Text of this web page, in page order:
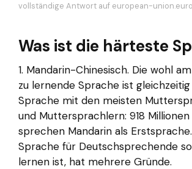
vollständige Antwort auf european-
Was ist die härteste
1. Mandarin-Chinesisch. Die wohl
zu lernende Sprache ist
Sprache mit den meisten
und Muttersprachlern: 918
sprechen Mandarin als
Sprache für Deutschsprechende
lernen ist, hat mehrere Gründe.